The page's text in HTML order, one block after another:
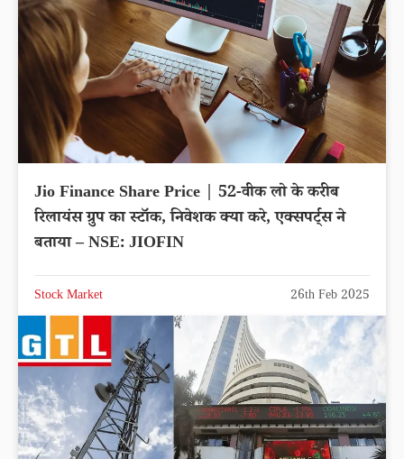
Jio Finance Share Price | 52-वीक लो के करीब
रिलायंस ग्रुप का स्टॉक, निवेशक क्या करे, एक्सपर्ट्स ने
बताया – NSE: JIOFIN
Stock Market 26th Feb 2025